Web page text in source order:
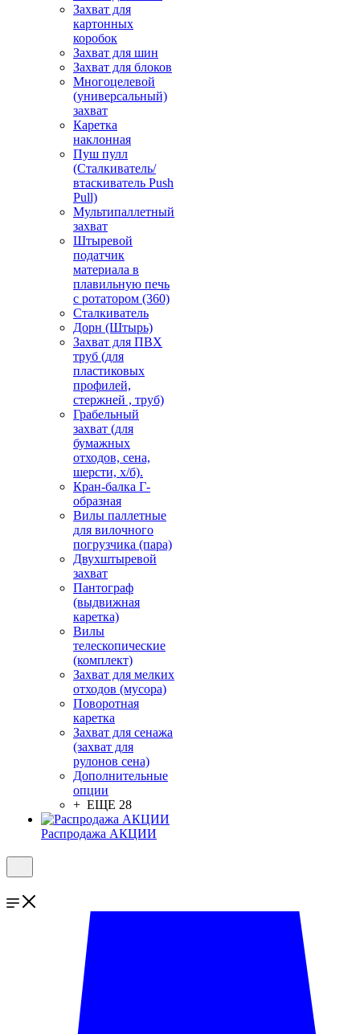
Захват для
картонных
коробок
Захват для шин
Захват для блоков
Многоцелевой
(универсальный)
захват
Каретка
наклонная
Пуш пулл
(Сталкиватель/
втаскиватель Push
Pull)
Мультипаллетный
захват
Штыревой
податчик
материала в
плавильную печь
с ротатором (360)
Сталкиватель
Дорн (Штырь)
Захват для ПВХ
труб (для
пластиковых
профилей,
стержней , труб)
Грабельный
захват (для
бумажных
отходов, сена,
шерсти, х/б).
Кран-балка Г-
образная
Вилы паллетные
для вилочного
погрузчика (пара)
Двухштыревой
захват
Пантограф
(выдвижная
каретка)
Вилы
телескопические
(комплект)
Захват для мелких
отходов (мусора)
Поворотная
каретка
Захват для сенажа
(захват для
рулонов сена)
Дополнительные
опции
+ ЕЩЕ 28
Распродажа АКЦИИ